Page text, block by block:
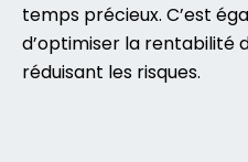
temps précieux. C’est
d’optimiser la rentabilité
réduisant les risques.